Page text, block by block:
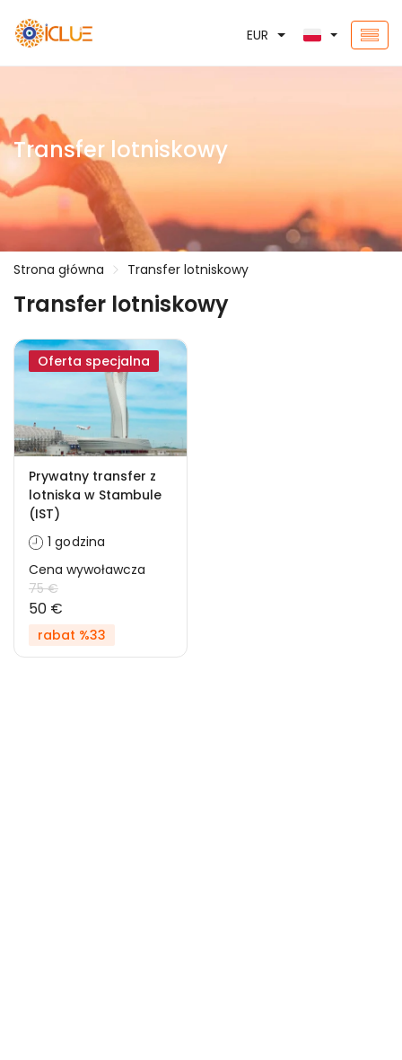
EUR
Transfer lotniskowy
Strona główna Transfer lotniskowy
Transfer lotniskowy
Oferta specjalna
Prywatny transfer z
lotniska w Stambule
(IST)
1 godzina
Cena wywoławcza
75 €
50 €
rabat %33